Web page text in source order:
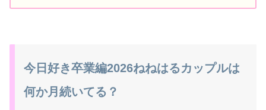
今日好き卒業編2026ねねはるカップルは
何か月続いてる？